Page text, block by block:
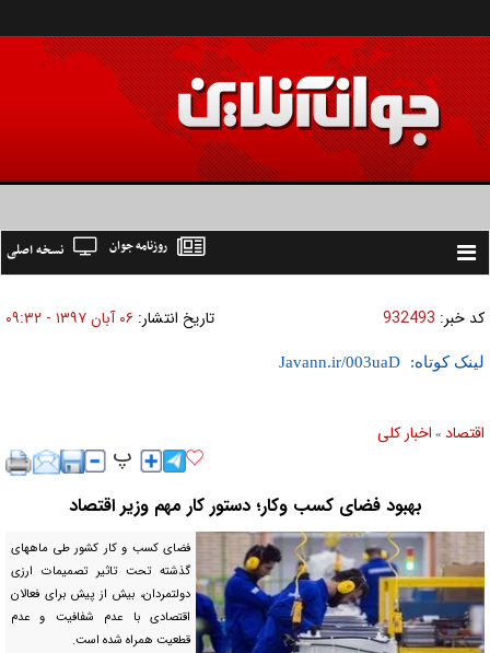
Toggle
نسخه اصلی روزنامه جوان
کد خبر: 932493 تاریخ انتشار: ۰۶ آبان ۱۳۹۷ - ۰۹:۳۲
لینک کوتاه:
اقتصاد » اخبار کلی
بهبود فضای کسب وکار؛ دستور کار مهم وزیر اقتصاد
فضای کسب و کار کشور طی ماههای
گذشته تحت تاثیر تصمیمات ارزی
دولتمردان، بیش از پیش برای فعالان
اقتصادی با عدم شفافیت و عدم
قطعیت همراه شده است.